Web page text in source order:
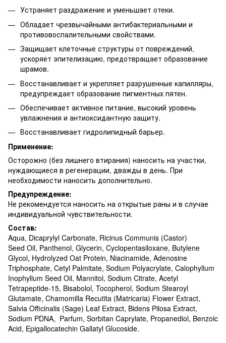
Устраняет раздражение и уменьшает отеки.
Обладает чрезвычайными антибактериальными и
противовоспалительными свойствами.
Защищает клеточные структуры от повреждений,
ускоряет эпителизацию, предотвращает образование
шрамов.
Восстанавливает и укрепляет разрушенные капилляры,
предупреждает образование пигментных пятен.
Обеспечивает активное питание, высокий уровень
увлажнения и антиоксидантную защиту.
Восстанавливает гидролипидный барьер.
Применение:
Осторожно (без лишнего втирания) наносить на участки,
нуждающиеся в регенерации, дважды в день. При
необходимости наносить дополнительно.
Предупреждение:
Не рекомендуется наносить на открытые раны и в случае
индивидуальной чувствительности.
Состав:
Aqua, Dicaprylyl Carbonate, Ricinus Communis (Castor)
Seed Oil, Panthenol, Glycerin, Cyclopentasiloxane, Butylene
Glycol, Hydrolyzed Oat Protein, Niacinamide, Adenosine
Triphosphate, Cetyl Palmitate, Sodium Polyacrylate, Calophyllum
Inophyllum Seed Oil, Mannitol, Sodium Citrate, Acetyl
Tetrapeptide-15, Bisabolol, Tocopherol, Sodium Stearoyl
Glutamate, Chamomilla Recutita (Matricaria) Flower Extract,
Salvia Officinalis (Sage) Leaf Extract, Bidens Pilosa Extract,
Sodium PDNA, Parfum, Sorbitan Caprylate, Propanediol, Benzoic
Acid, Epigallocatechin Gallatyl Glucoside.